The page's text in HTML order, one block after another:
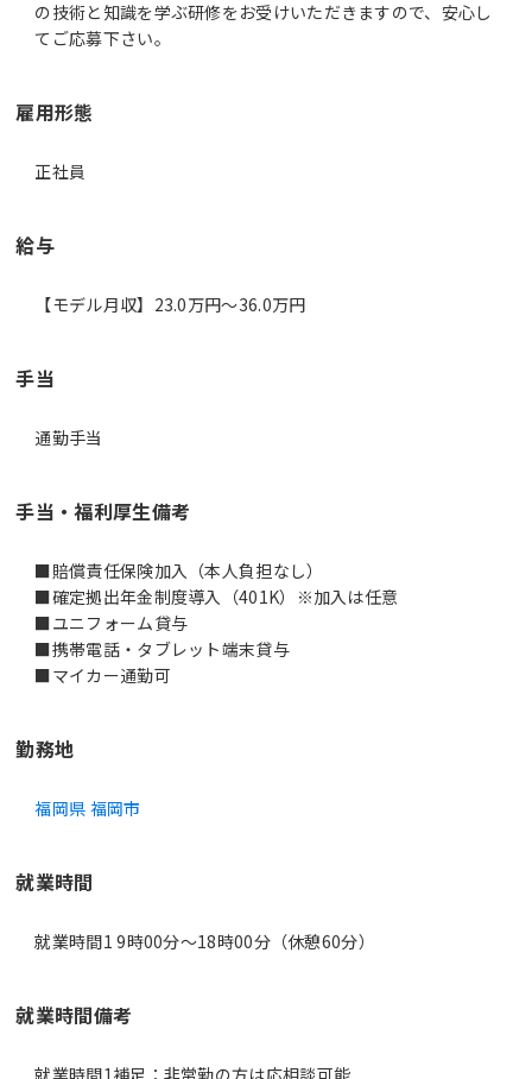
の技術と知識を学ぶ研修をお受けいただきますので、安心し
雇用形態
正社員
給与
【モデル月収】23.0万円〜36.0万円
手当
通勤手当
手当・福利厚生備考
■賠償責任保険加入（本人負担なし）
■確定拠出年金制度導入（401K）※加入は任意
■ユニフォーム貸与
■携帯電話・タブレット端末貸与
■マイカー通勤可
勤務地
福岡県 福岡市
就業時間
就業時間1 9時00分〜18時00分（休憩60分）
就業時間備考